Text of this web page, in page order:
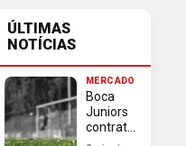
ÚLTIMAS
NOTÍCIAS
MERCADO
Boca
Juniors
contrata
Enner